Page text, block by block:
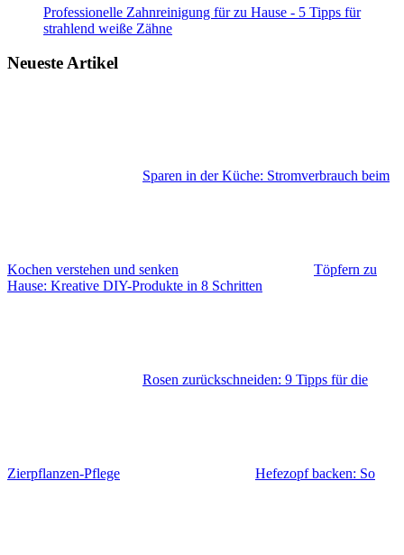
Professionelle Zahnreinigung für zu Hause - 5 Tipps für
strahlend weiße Zähne
Neueste Artikel
Sparen in der Küche: Stromverbrauch beim
Kochen verstehen und senken
Töpfern zu
Hause: Kreative DIY-Produkte in 8 Schritten
Rosen zurückschneiden: 9 Tipps für die
Zierpflanzen-Pflege Hefezopf backen: So